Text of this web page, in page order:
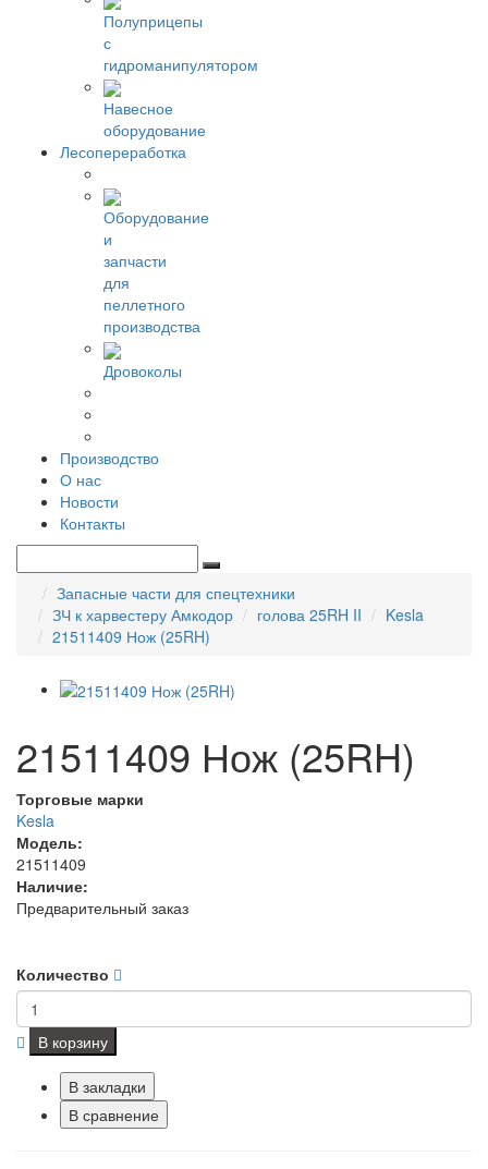
Полуприцепы
с
гидроманипулятором
Навесное
оборудование
Лесопереработка
Оборудование
и
запчасти
для
пеллетного
производства
Дровоколы
Производство
О нас
Новости
Контакты
Запасные части для спецтехники
ЗЧ к харвестеру Амкодор
голова 25RH II
Kesla
21511409 Нож (25RH)
21511409 Нож (25RH)
Торговые марки
Kesla
Модель:
21511409
Наличие:
Предварительный заказ
Количество
В корзину
В закладки
В сравнение